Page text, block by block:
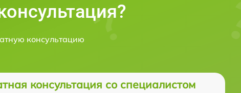
консультацию
консультация со специалистом